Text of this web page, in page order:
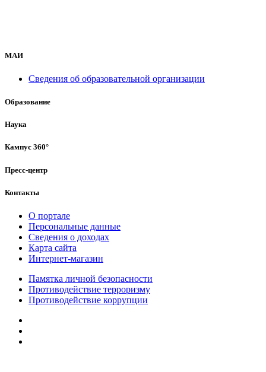
МАИ
Сведения об образовательной организации
Образование
Наука
Кампус 360°
Пресс-центр
Контакты
О портале
Персональные данные
Сведения о доходах
Карта сайта
Интернет-магазин
Памятка личной безопасности
Противодействие терроризму
Противодействие коррупции